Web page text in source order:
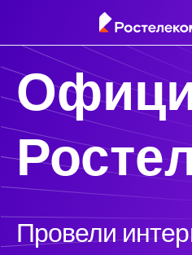
Провели